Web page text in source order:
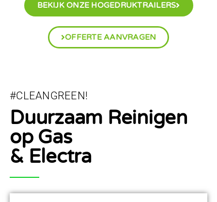
BEKIJK ONZE HOGEDRUKTRAILERS
OFFERTE AANVRAGEN
#CLEANGREEN!
Duurzaam Reinigen
op Gas
& Electra